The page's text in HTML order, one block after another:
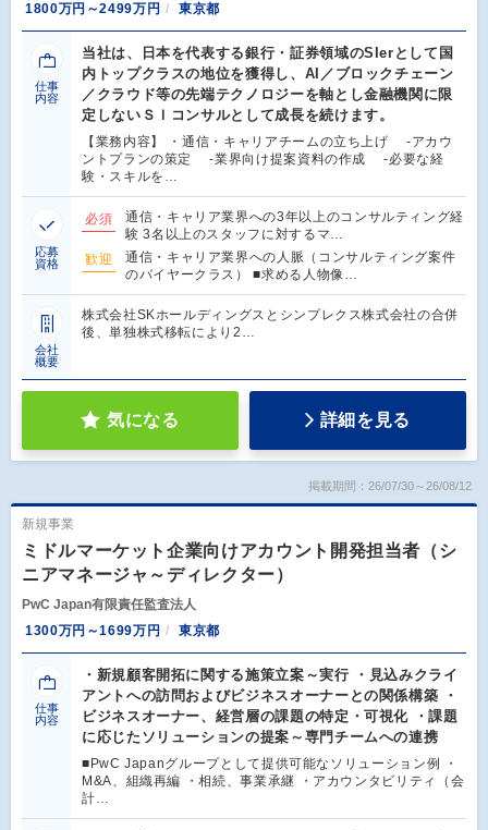
1800万円～2499万円 東京都
仕事
内容
当社は、日本を代表する銀行・証券領域のSIerとして国
内トップクラスの地位を獲得し、AI／ブロックチェーン
／クラウド等の先端テクノロジーを軸とし金融機関に限
定しないＳＩコンサルとして成長を続けます。
【業務内容】 ・通信・キャリアチームの立ち上げ -アカウ
ントプランの策定 -業界向け提案資料の作成 -必要な経
験・スキルを…
応募
資格
必須
通信・キャリア業界への3年以上のコンサルティング経
験 3名以上のスタッフに対するマ…
歓迎
通信・キャリア業界への人脈（コンサルティング案件
のバイヤークラス） ■求める人物像…
会社
概要
株式会社SKホールディングスとシンプレクス株式会社の合併
後、単独株式移転により2…
気になる 詳細を見る
掲載期間：26/07/30～26/08/12
新規事業
ミドルマーケット企業向けアカウント開発担当者（シ
ニアマネージャ～ディレクター）
PwC Japan有限責任監査法人
1300万円～1699万円
東京都
仕事
内容
・新規顧客開拓に関する施策立案～実行 ・見込みクライ
アントへの訪問およびビジネスオーナーとの関係構築 ・
ビジネスオーナー、経営層の課題の特定・可視化 ・課題
に応じたソリューションの提案～専門チームへの連携
■PwC Japanグループとして提供可能なソリューション例 ・
M&A、組織再編 ・相続、事業承継 ・アカウンタビリティ（会
計…